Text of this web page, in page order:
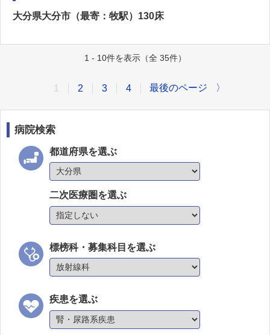
大分県大分市（最寄：牧駅）130床
1 - 10件を表示（全 35件）
2 3 4 最後のページ 〉
病院検索
都道府県を選ぶ
二次医療圏を選ぶ
標榜科・募集科目を選ぶ
疾患を選ぶ